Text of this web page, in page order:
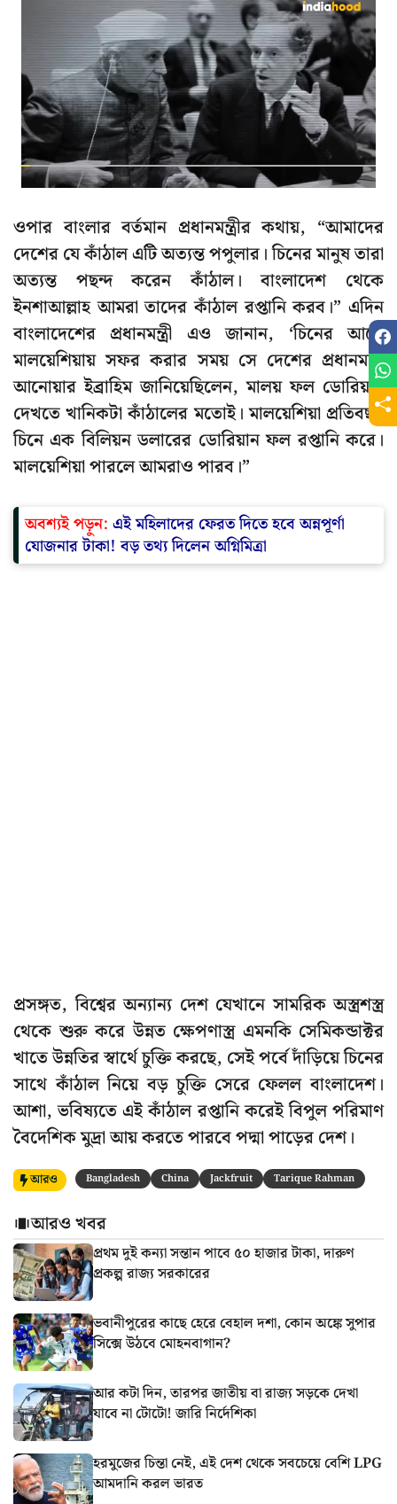
ওপার বাংলার বর্তমান প্রধানমন্ত্রীর কথায়, “আমাদের
দেশের যে কাঁঠাল এটি অত্যন্ত পপুলার। চিনের মানুষ তারা
অত্যন্ত পছন্দ করেন কাঁঠাল। বাংলাদেশ থেকে
ইনশাআল্লাহ আমরা তাদের কাঁঠাল রপ্তানি করব।” এদিন
বাংলাদেশের প্রধানমন্ত্রী এও জানান, ‘চিনের আগে
মালয়েশিয়ায় সফর করার সময় সে দেশের প্রধানমন্ত্রী
আনোয়ার ইব্রাহিম জানিয়েছিলেন, মালয় ফল ডোরিয়ান
দেখতে খানিকটা কাঁঠালের মতোই। মালয়েশিয়া প্রতিবছর
চিনে এক বিলিয়ন ডলারের ডোরিয়ান ফল রপ্তানি করে।
মালয়েশিয়া পারলে আমরাও পারব।”
অবশ্যই পড়ুন: এই মহিলাদের ফেরত দিতে হবে অন্নপূর্ণা
যোজনার টাকা! বড় তথ্য দিলেন অগ্নিমিত্রা
প্রসঙ্গত, বিশ্বের অন্যান্য দেশ যেখানে সামরিক অস্ত্রশস্ত্র
থেকে শুরু করে উন্নত ক্ষেপণাস্ত্র এমনকি সেমিকন্ডাক্টর
খাতে উন্নতির স্বার্থে চুক্তি করছে, সেই পর্বে দাঁড়িয়ে চিনের
সাথে কাঁঠাল নিয়ে বড় চুক্তি সেরে ফেলল বাংলাদেশ।
আশা, ভবিষ্যতে এই কাঁঠাল রপ্তানি করেই বিপুল পরিমাণ
বৈদেশিক মুদ্রা আয় করতে পারবে পদ্মা পাড়ের দেশ।
আরও Bangladesh China Jackfruit Tarique Rahman
আরও খবর
প্রথম দুই কন্যা সন্তান পাবে ৫০ হাজার টাকা, দারুণ
প্রকল্প রাজ্য সরকারের
ভবানীপুরের কাছে হেরে বেহাল দশা, কোন অঙ্কে সুপার
সিক্সে উঠবে মোহনবাগান?
আর কটা দিন, তারপর জাতীয় বা রাজ্য সড়কে দেখা
যাবে না টোটো! জারি নির্দেশিকা
হরমুজের চিন্তা নেই, এই দেশ থেকে সবচেয়ে বেশি LPG
আমদানি করল ভারত